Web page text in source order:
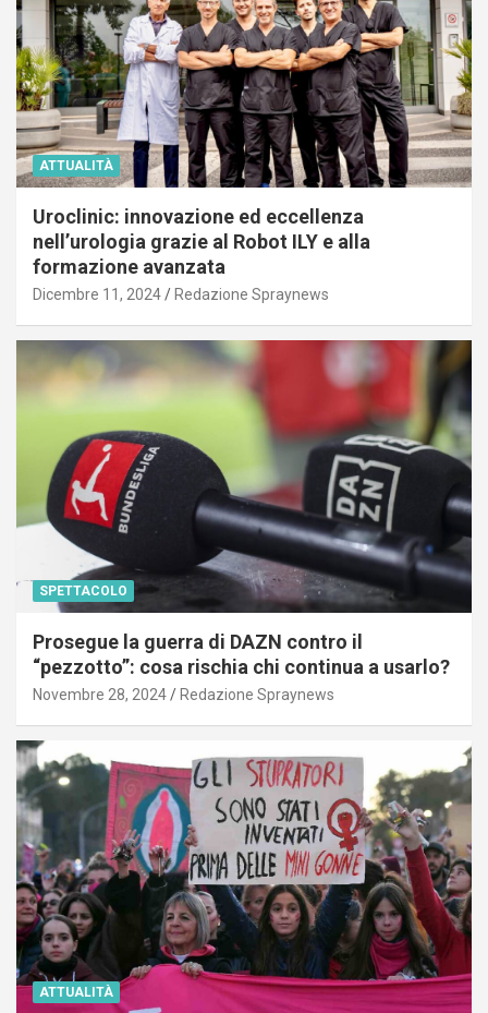
ATTUALITÀ
Uroclinic: innovazione ed eccellenza
nell’urologia grazie al Robot ILY e alla
formazione avanzata
Dicembre 11, 2024 Redazione Spraynews
SPETTACOLO
Prosegue la guerra di DAZN contro il
“pezzotto”: cosa rischia chi continua a usarlo?
Novembre 28, 2024 Redazione Spraynews
ATTUALITÀ